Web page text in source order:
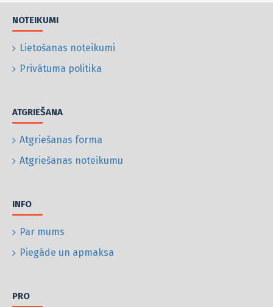
NOTEIKUMI
Lietošanas noteikumi
Privātuma politika
ATGRIEŠANA
Atgriešanas forma
Atgriešanas noteikumu
INFO
Par mums
Piegāde un apmaksa
PRO